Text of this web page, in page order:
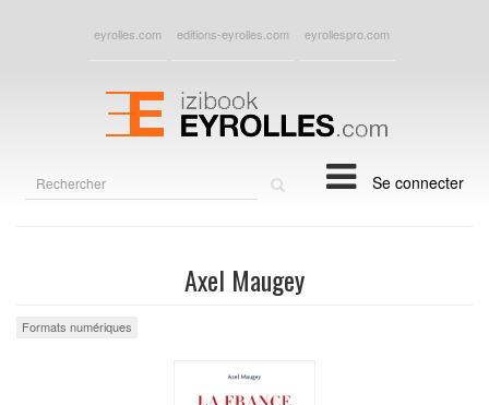
eyrolles.com editions-eyrolles.com eyrollespro.com
Se connecter
Axel Maugey
Formats numériques